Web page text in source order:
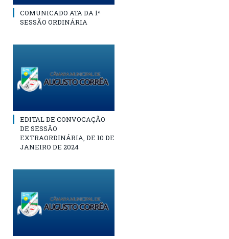
COMUNICADO ATA DA 1ª
SESSÃO ORDINÁRIA
EDITAL DE CONVOCAÇÃO
DE SESSÃO
EXTRAORDINÁRIA, DE 10 DE
JANEIRO DE 2024